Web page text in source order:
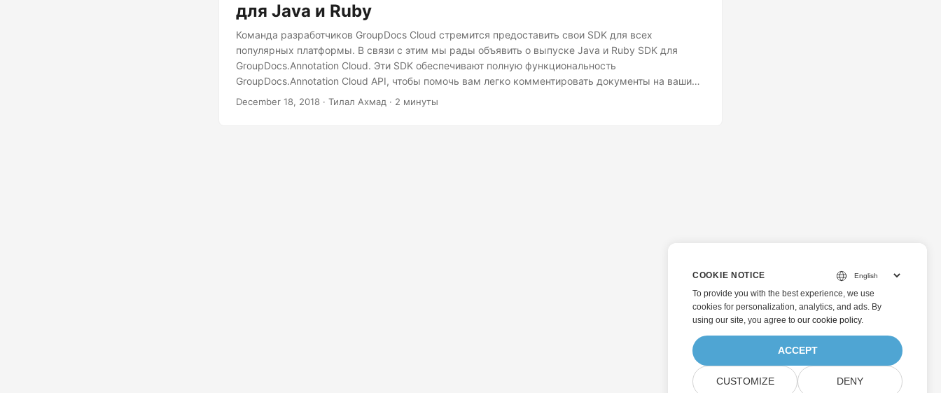
для Java и Ruby
Команда разработчиков GroupDocs Cloud стремится предоставить свои SDK для всех
популярных платформы. В связи с этим мы рады объявить о выпуске Java и Ruby SDK для
GroupDocs.Annotation Cloud. Эти SDK обеспечивают полную функциональность
GroupDocs.Annotation Cloud API, чтобы помочь вам легко комментировать документы на ваших
любимых платформах. Используя REST API GroupDocs.Annotation, разработчики могут
December 18, 2018 · Тилал Ахмад · 2 минуты
COOKIE NOTICE
To provide you with the best experience, we use
cookies for personalization, analytics, and ads. By
using our site, you agree to our cookie policy.
ACCEPT
CUSTOMIZE DENY